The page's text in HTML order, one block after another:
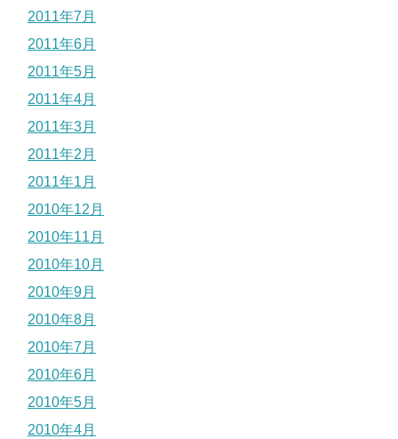
2011年7月
2011年6月
2011年5月
2011年4月
2011年3月
2011年2月
2011年1月
2010年12月
2010年11月
2010年10月
2010年9月
2010年8月
2010年7月
2010年6月
2010年5月
2010年4月